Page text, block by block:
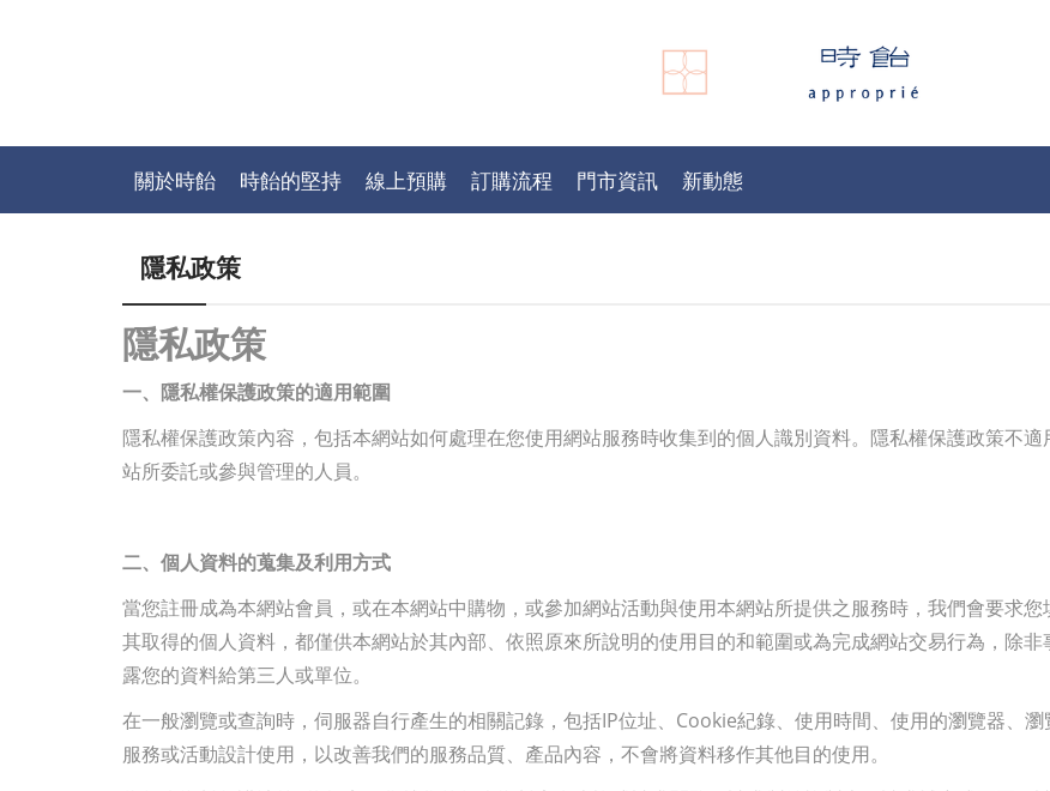
關於時飴 時飴的堅持 線上預購 訂購流程 門市資訊 新動態
隱私政策
隱私政策
一、隱私權保護政策的適用範圍
隱私權保護政策內容，包括本網站如何處理在您使用網站服務時收集到的個人識別資料。隱私權保護政策不
站所委託或參與管理的人員。
二、個人資料的蒐集及利用方式
當您註冊成為本網站會員，或在本網站中購物，或參加網站活動與使用本網站所提供之服務時，我們會要求
其取得的個人資料，都僅供本網站於其內部、依照原來所說明的使用目的和範圍或為完成網站交易行為，除
露您的資料給第三人或單位。
在一般瀏覽或查詢時，伺服器自行產生的相關記錄，包括IP位址、Cookie紀錄、使用時間、使用的瀏覽器、
服務或活動設計使用，以改善我們的服務品質、產品內容，不會將資料移作其他目的使用。